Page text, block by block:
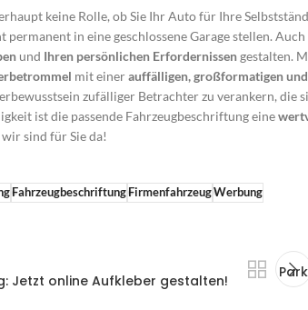
keine Rolle, ob Sie Ihr Auto für Ihre
permanent in eine geschlossene Garage stellen.
und Ihren persönlichen Erfordernissen gestalten.
mit einerauffälligen, großformatigen
zufälliger Betrachter zu verankern, die
ist die passende Fahrzeugbeschriftung eine
sind für Sie da!
FahrzeugbeschriftungFirmenfahrzeugWerbung
Jetzt online Aufkleber gestalten!